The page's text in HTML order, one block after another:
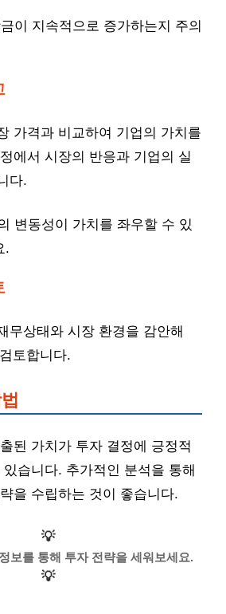
이 지속적으로 증가하는지 주의
가격과 비교하여 기업의 가치를
에서 시장의 반응과 기업의 실
다.
변동성이 가치를 좌우할 수 있
.
무상태와 시장 환경을 감안해
토합니다.
된 가치가 투자 결정에 긍정적
습니다. 추가적인 분석을 통해
을 수립하는 것이 좋습니다.
💡
보를 통해 투자 전략을 세워보세요.
💡